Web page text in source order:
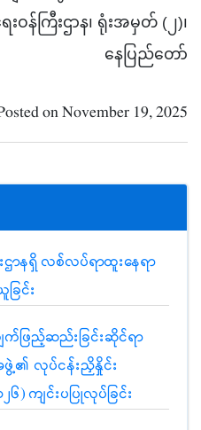
န်ကြီးဌာန၊ ရုံးအမှတ် (၂)၊
နေပြည်တော်
on November 19, 2025
ာနရှိ လစ်လပ်ရာထူးနေရာ
ြင်း
ဖြည့်ဆည်းခြင်းဆိုင်ရာ
ဖွဲ့၏ လုပ်ငန်းညှိနှိုင်း
) ကျင်းပပြုလုပ်ခြင်း